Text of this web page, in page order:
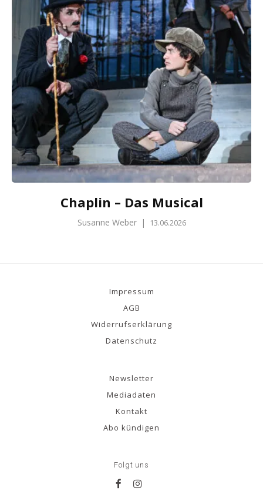
Chaplin – Das Musical
Susanne Weber | 13.06.2026
Impressum
AGB
Widerrufserklärung
Datenschutz
Newsletter
Mediadaten
Kontakt
Abo kündigen
Folgt uns